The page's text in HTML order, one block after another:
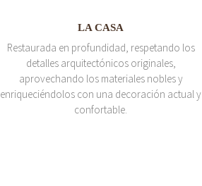
LA CASA
Restaurada en profundidad, respetando los
detalles arquitectónicos originales,
aprovechando los materiales nobles y
enriqueciéndolos con una decoración actual y
confortable.